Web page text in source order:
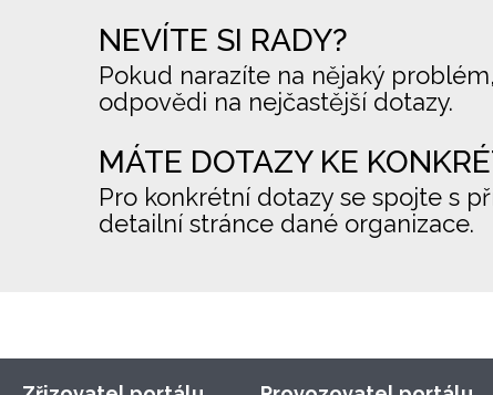
NEVÍTE SI RADY?
Pokud narazíte na nějaký
odpovědi na nejčastější dotazy.
MÁTE DOTAZY KE
Pro konkrétní dotazy se spojte s
detailní stránce dané organizace.